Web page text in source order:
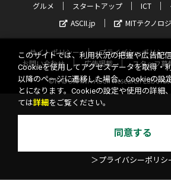
グルメ
スタートアップ ICT
ASCII.jp
MITテクノロ
サイトポリシー プライバシーポリシー
お問い合わせ
広告掲載 スタッフ募
©KADOKAWA ASCII Research
このサイトでは、利用状況の把握や広告配
Cookieを使用してアクセスデータを取得・
以降のページに遷移した場合、Cookieの設
とになります。Cookieの設定や使用の詳細
ては詳細 をご覧ください。
同意する
＞プライバシーポリシ